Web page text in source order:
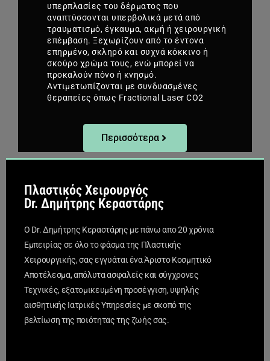
υπερπλασίες του δέρματος που
αναπτύσσονται υπερβολικά μετά από
τραυματισμό, έγκαυμα, ακμή ή χειρουργική
επέμβαση. Ξεχωρίζουν από το έντονα
επηρμένο, σκληρό και συχνά κόκκινο ή
σκούρο χρώμα τους, ενώ μπορεί να
προκαλούν πόνο ή κνησμό.
Αντιμετωπίζονται με συνδυασμένες
θεραπείες όπως Fractional Laser CO2
Περισσότερα
Πλαστικός Χειρουργός
Dr. Δημήτρης Κεραστάρης
Ο Dr. Δημήτρης Κεραστάρης με πάνω απο 20 χρόνια
Εμπειρίας σε όλο το φάσμα της Πλαστικής
Χειρουργικής, σας εγγυάται ένα Άριστο Κοσμητικό
Αποτέλεσμα, απόλυτα ασφαλείς και σύγχρονες
Τεχνικές, εξατομικευμένη προσέγγιση, υψηλής
αισθητικής Ιατρικές Υπηρεσίες με σκοπό της
βελτίωση της ποιότητας της ζωής σας.